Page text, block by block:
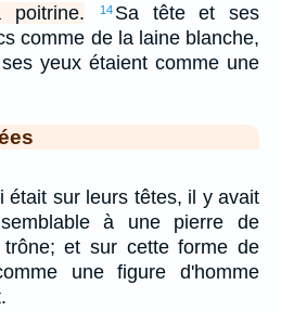
14 Sa tête et ses
comme de la laine blanche,
yeux étaient comme une
était sur leurs têtes, il y avait
à une pierre de
et sur cette forme de
une figure d'homme